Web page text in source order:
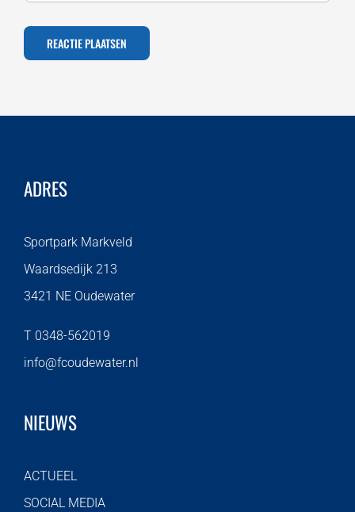
ADRES
Sportpark Markveld
Waardsedijk 213
3421 NE Oudewater
T 0348-562019
info@fcoudewater.nl
NIEUWS
ACTUEEL
SOCIAL MEDIA